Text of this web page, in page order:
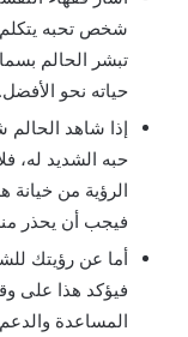
شخص تحبه يتكلم
تبشر الحالم
حياته نحو الأفضل.
إذا شاهد
حبه الشديد له،
الرؤية من خيانة
فيجب أن يحذر
أما عن رؤيتك
فيؤكد هذا على
المساعدة